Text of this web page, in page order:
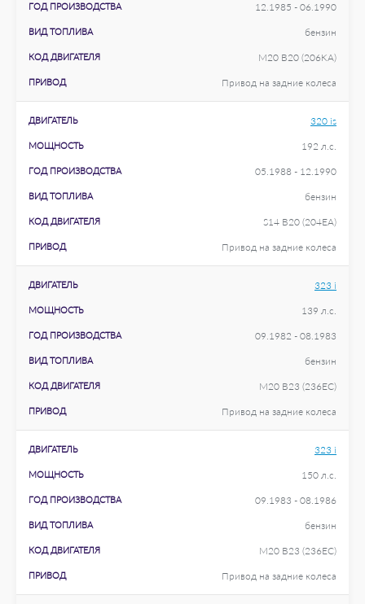
ГОД ПРОИЗВОДСТВА 12.1985 - 06.1990
ВИД ТОПЛИВА бензин
КОД ДВИГАТЕЛЯ M20 B20 (206KA)
ПРИВОД Привод на задние колеса
ДВИГАТЕЛЬ 320 is
МОЩНОСТЬ 192 л.с.
ГОД ПРОИЗВОДСТВА 05.1988 - 12.1990
ВИД ТОПЛИВА бензин
КОД ДВИГАТЕЛЯ S14 B20 (204EA)
ПРИВОД Привод на задние колеса
ДВИГАТЕЛЬ 323 i
МОЩНОСТЬ 139 л.с.
ГОД ПРОИЗВОДСТВА 09.1982 - 08.1983
ВИД ТОПЛИВА бензин
КОД ДВИГАТЕЛЯ M20 B23 (236EC)
ПРИВОД Привод на задние колеса
ДВИГАТЕЛЬ 323 i
МОЩНОСТЬ 150 л.с.
ГОД ПРОИЗВОДСТВА 09.1983 - 08.1986
ВИД ТОПЛИВА бензин
КОД ДВИГАТЕЛЯ M20 B23 (236EC)
ПРИВОД Привод на задние колеса